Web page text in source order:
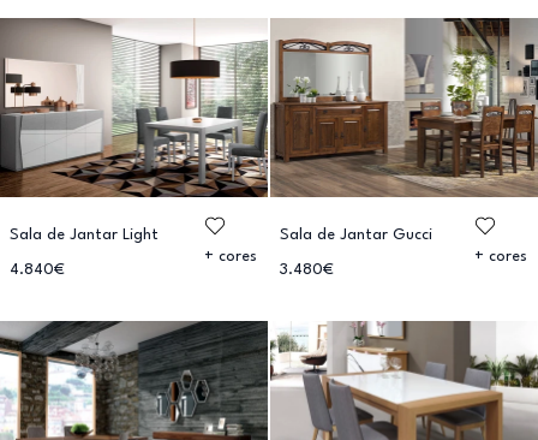
Sala de Jantar Light
4.840€
+ cores
Sala de Jantar Gucci
3.480€
+ cores